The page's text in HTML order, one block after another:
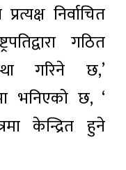
निर्वाचित
गठित
गरिने छ,’
भनिएको छ, ‘
केन्द्रित हुने